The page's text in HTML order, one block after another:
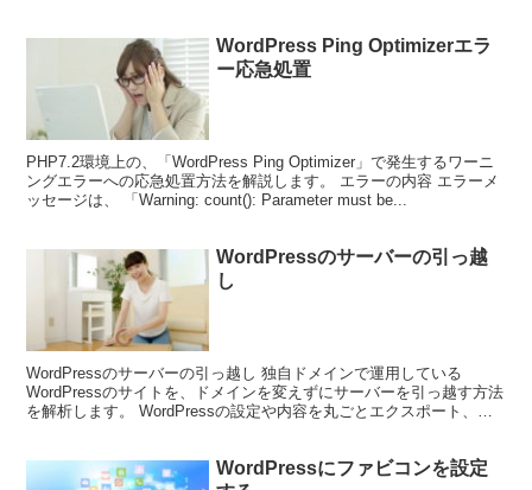
WordPress Ping Optimizerエラ
ー応急処置
PHP7.2環境上の、「WordPress Ping Optimizer」で発生するワーニ
ングエラーへの応急処置方法を解説します。 エラーの内容 エラーメ
ッセージは、 「Warning: count(): Parameter must be...
WordPressのサーバーの引っ越
し
WordPressのサーバーの引っ越し 独自ドメインで運用している
WordPressのサイトを、ドメインを変えずにサーバーを引っ越す方法
を解析します。 WordPressの設定や内容を丸ごとエクスポート、イ
WordPressにファビコンを設定